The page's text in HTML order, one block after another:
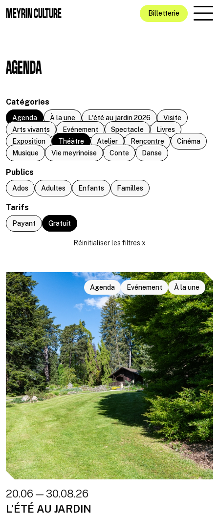
MEYRIN CULTURE Billetterie
AGENDA
Catégories
Agenda À la une L'été au jardin 2026
Visite
Arts vivants
Evénement Spectacle
Livres
Exposition
Théâtre Atelier Rencontre
Cinéma
Musique
Vie meyrinoise Conte Danse
Publics
Ados Adultes Enfants Familles
Tarifs
Payant Gratuit
Agenda Evénement À la une
20.06 — 30.08.26
L’ÉTÉ AU JARDIN